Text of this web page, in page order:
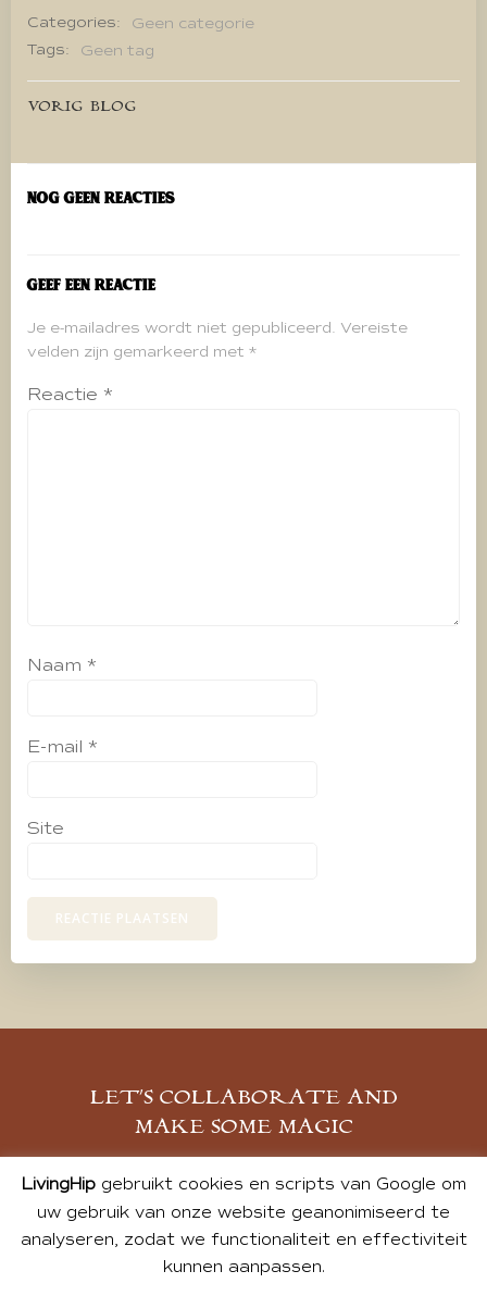
Categories:
Geen categorie
Tags:
Geen tag
Bericht
navigatie
VORIG BLOG
Nog geen reacties
Geef een reactie
Je e-mailadres wordt niet gepubliceerd. Vereiste
velden zijn gemarkeerd met *
Reactie *
Naam *
E-mail *
Site
LET’S COLLABORATE AND
MAKE SOME MAGIC
MELD JE AAN
LivingHipgebruikt cookies en scripts van Google om
uw gebruik van onze website geanonimiseerd te
analyseren, zodat we functionaliteit en effectiviteit
kunnen aanpassen.